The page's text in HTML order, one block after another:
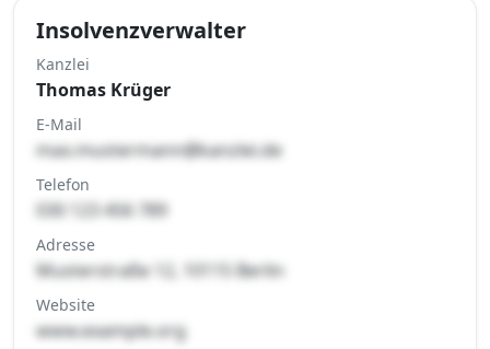
Insolvenzverwalter
Kanzlei
Thomas Krüger
E-Mail
max.mustermann@kanzlei.de
Telefon
030 123 456 789
Adresse
Musterstraße 12, 10115 Berlin
Website
www.example.org